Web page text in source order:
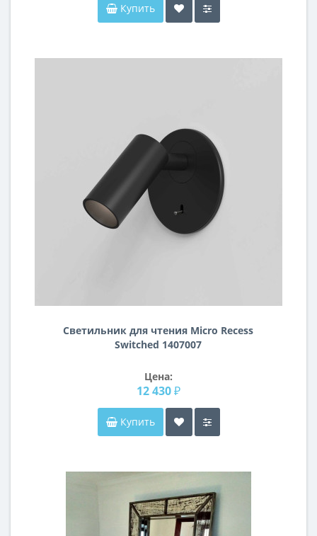
Купить
Светильник для чтения Micro Recess
Switched 1407007
Цена:
12 430 ₽
Купить